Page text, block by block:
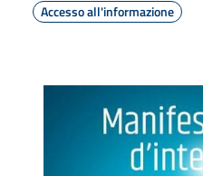
Accesso all'informazione